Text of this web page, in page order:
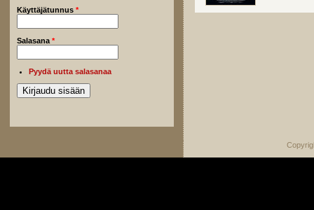
Käyttäjätunnus *
Salasana *
Pyydä uutta salasanaa